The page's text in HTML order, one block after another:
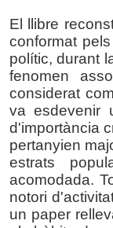
El llibre
conformat
polític, durant
fenomen
considerat
va esdevenir
d'importància
pertanyien
estrats
acomodada.
notori
un paper